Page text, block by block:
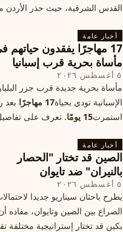
القدس الشرقية، حيث حذر الأردن
الدول إلى الامتناع عن نقل سفاراتها
القدس، ما يزيد التوتر في المنطقة
أخبار عامة
17 مهاجرًا يفقدون حياتهم
مأساة بحرية قرب إسبانيا
٥ أغسطس ٢٠٢٦
مأساة بحرية جديدة قرب جزر البليار
الإسبانية تودي بحياة17 مهاجرًا
بعد
استمرت15 يومًا
. تعرف على
أخبار عامة
الصين قد تختار "الحصار
بالنيران" ضد تايوان
٥ أغسطس ٢٠٢٦
يطرح باحثان سيناريو جديدا
الصراع بين الصين وتايوان، مفاده
بكين قد تختار إستراتيجية مختلفة